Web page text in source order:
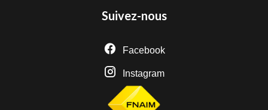
Suivez-nous
Facebook
Instagram